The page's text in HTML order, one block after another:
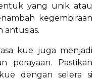
yang unik atau
kegembiraan
antusias.
kue juga menjadi
perayaan. Pastikan
dengan selera si